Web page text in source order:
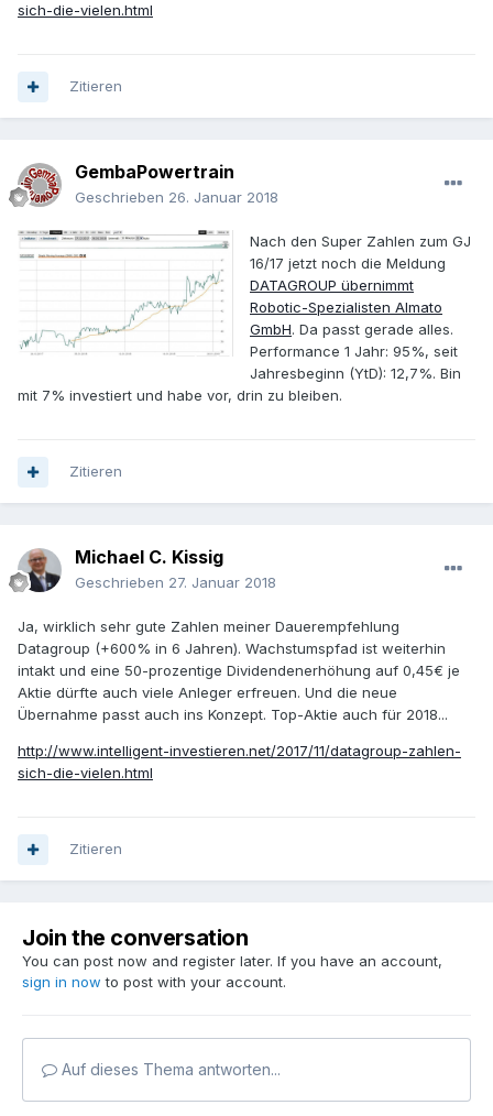
sich-die-vielen.html
Zitieren
GembaPowertrain
Geschrieben 26. Januar 2018
Nach den Super Zahlen zum GJ
16/17 jetzt noch die Meldung
DATAGROUP übernimmt
Robotic-Spezialisten Almato
GmbH. Da passt gerade alles.
Performance 1 Jahr: 95%, seit
Jahresbeginn (YtD): 12,7%. Bin
mit 7% investiert und habe vor, drin zu bleiben.
Zitieren
Michael C. Kissig
Geschrieben 27. Januar 2018
Ja, wirklich sehr gute Zahlen meiner Dauerempfehlung
Datagroup (+600% in 6 Jahren). Wachstumspfad ist weiterhin
intakt und eine 50-prozentige Dividendenerhöhung auf 0,45€ je
Aktie dürfte auch viele Anleger erfreuen. Und die neue
Übernahme passt auch ins Konzept. Top-Aktie auch für 2018...
http://www.intelligent-investieren.net/2017/11/datagroup-zahlen-
sich-die-vielen.html
Zitieren
Join the conversation
You can post now and register later. If you have an account,
sign in now to post with your account.
Auf dieses Thema antworten...